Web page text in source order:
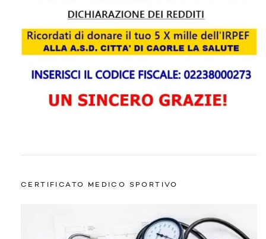
CERTIFICATO MEDICO SPORTIVO